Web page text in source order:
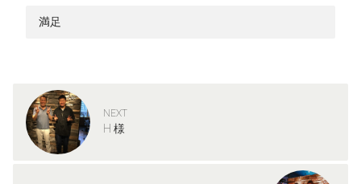
満足
NEXT
H 様